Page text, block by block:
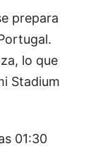
prepara
lo que
Stadium
01:30